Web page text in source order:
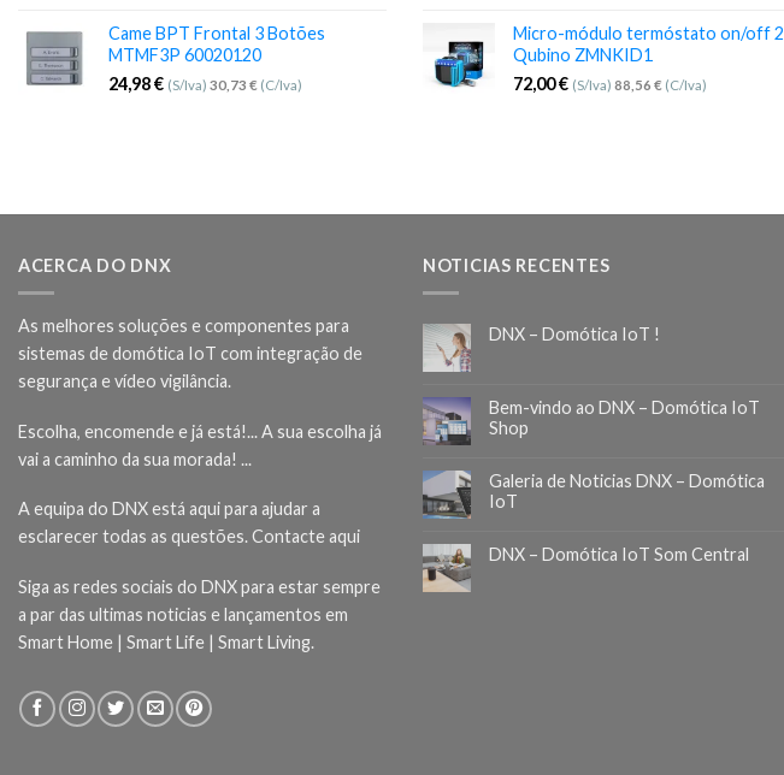
Came BPT Frontal 3 Botões
MTMF3P 60020120
24,98€ (S/Iva) 30,73 € (C/Iva)
Micro-módulo termóstato on/off 2
Qubino ZMNKID1
72,00€ (S/Iva) 88,56 € (C/Iva)
ACERCA DO DNX
As melhores soluções e componentes para
sistemas de domótica IoT com integração de
segurança e vídeo vigilância.
Escolha, encomende e já está!... A sua escolha já
vai a caminho da sua morada! ...
A equipa do DNX está aqui para ajudar a
esclarecer todas as questões.Contacte aqui
Siga as redes sociais do DNX para estar sempre
a par das ultimas noticias e lançamentos em
Smart Home | Smart Life | Smart Living.
NOTICIAS RECENTES
DNX – Domótica IoT !
Bem-vindo ao DNX – Domótica IoT
Shop
Galeria de Noticias DNX – Domótica
IoT
DNX – Domótica IoT Som Central